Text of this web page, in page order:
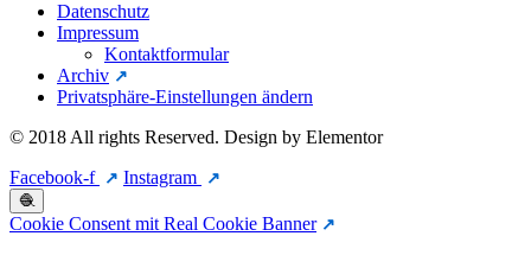
Datenschutz
Impressum
Kontaktformular
Archiv
Privatsphäre-Einstellungen ändern
© 2018 All rights Reserved. Design by Elementor
Facebook-f
Instagram
🧶
Cookie Consent mit Real Cookie Banner